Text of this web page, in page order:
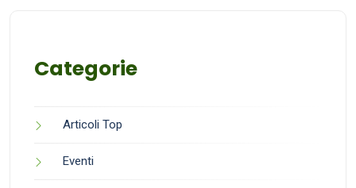
Categorie
Articoli Top
Eventi